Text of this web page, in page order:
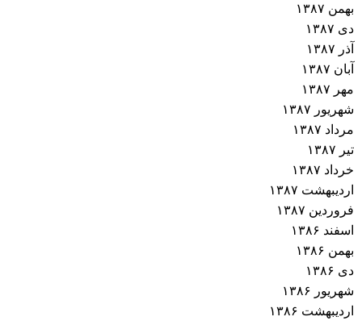
بهمن ۱۳۸۷
دی ۱۳۸۷
آذر ۱۳۸۷
آبان ۱۳۸۷
مهر ۱۳۸۷
شهریور ۱۳۸۷
مرداد ۱۳۸۷
تیر ۱۳۸۷
خرداد ۱۳۸۷
اردیبهشت ۱۳۸۷
فروردین ۱۳۸۷
اسفند ۱۳۸۶
بهمن ۱۳۸۶
دی ۱۳۸۶
شهریور ۱۳۸۶
اردیبهشت ۱۳۸۶